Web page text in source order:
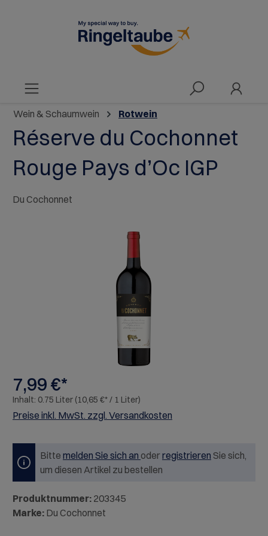
Wein & Schaumwein Rotwein
Réserve du Cochonnet
Rouge Pays d’Oc IGP
Du Cochonnet
7,99 €*
Inhalt: 0.75 Liter (10,65 €* / 1 Liter)
Preise inkl. MwSt. zzgl. Versandkosten
Bitte melden Sie sich an oderregistrieren Sie sich,
um diesen Artikel zu bestellen
Produktnummer: 203345
Marke: Du Cochonnet